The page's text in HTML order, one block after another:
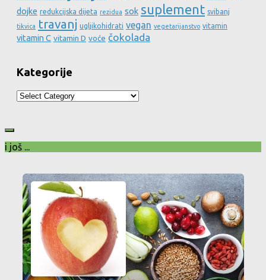
dojke redukcijska dijeta rezidua sok suplement svibanj
tikvica travanj ugljikohidrati vegan vegetarijanstvo vitamin
vitamin C vitamin D voće čokolada
Kategorije
Kategorije
i još ...